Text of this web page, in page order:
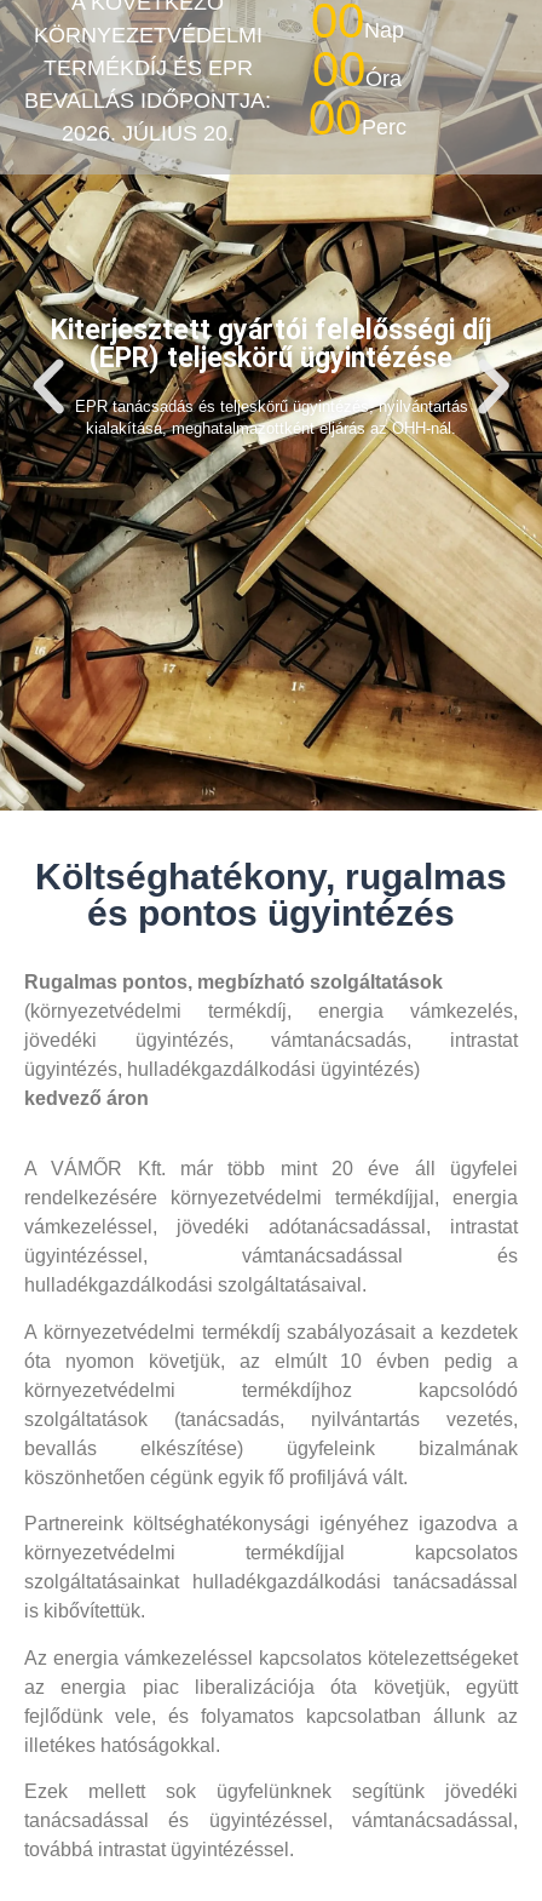
KÖRNYEZETVÉDELMI
TERMÉKDÍJ ÉS EPR
BEVALLÁS IDŐPONTJA:
2026. JÚLIUS 20.
00Nap
00Óra
00Perc
Kiterjesztett gyártói felelősségi díj
(EPR) teljeskörű ügyintézése
EPR tanácsadás és teljeskörű ügyintézés, nyilvántartás
kialakítása, meghatalmazottként eljárás az OHH-nál.
Költséghatékony, rugalmas
és pontos ügyintézés
Rugalmas pontos, megbízható szolgáltatások
(környezetvédelmi termékdíj, energia vámkezelés,
jövedéki ügyintézés, vámtanácsadás, intrastat
ügyintézés, hulladékgazdálkodási ügyintézés)
kedvező áron
A VÁMŐR Kft. már több mint 20 éve áll ügyfelei
rendelkezésére környezetvédelmi termékdíjjal, energia
vámkezeléssel, jövedéki adótanácsadással, intrastat
ügyintézéssel, vámtanácsadással és
hulladékgazdálkodási szolgáltatásaival.
A környezetvédelmi termékdíj szabályozásait a kezdetek
óta nyomon követjük, az elmúlt 10 évben pedig a
környezetvédelmi termékdíjhoz kapcsolódó
szolgáltatások (tanácsadás, nyilvántartás vezetés,
bevallás elkészítése) ügyfeleink bizalmának
köszönhetően cégünk egyik fő profiljává vált.
Partnereink költséghatékonysági igényéhez igazodva a
környezetvédelmi termékdíjjal kapcsolatos
szolgáltatásainkat hulladékgazdálkodási tanácsadással
is kibővítettük.
Az energia vámkezeléssel kapcsolatos kötelezettségeket
az energia piac liberalizációja óta követjük, együtt
fejlődünk vele, és folyamatos kapcsolatban állunk az
illetékes hatóságokkal.
Ezek mellett sok ügyfelünknek segítünk jövedéki
tanácsadással és ügyintézéssel, vámtanácsadással,
továbbá intrastat ügyintézéssel.